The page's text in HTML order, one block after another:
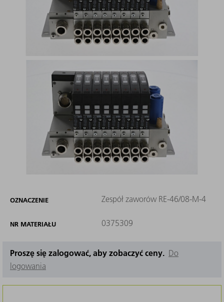
OZNACZENIE Zespół zaworów RE-46/08-M-4
NR MATERIAŁU 0375309
Proszę się zalogować, aby zobaczyć ceny. Do
logowania